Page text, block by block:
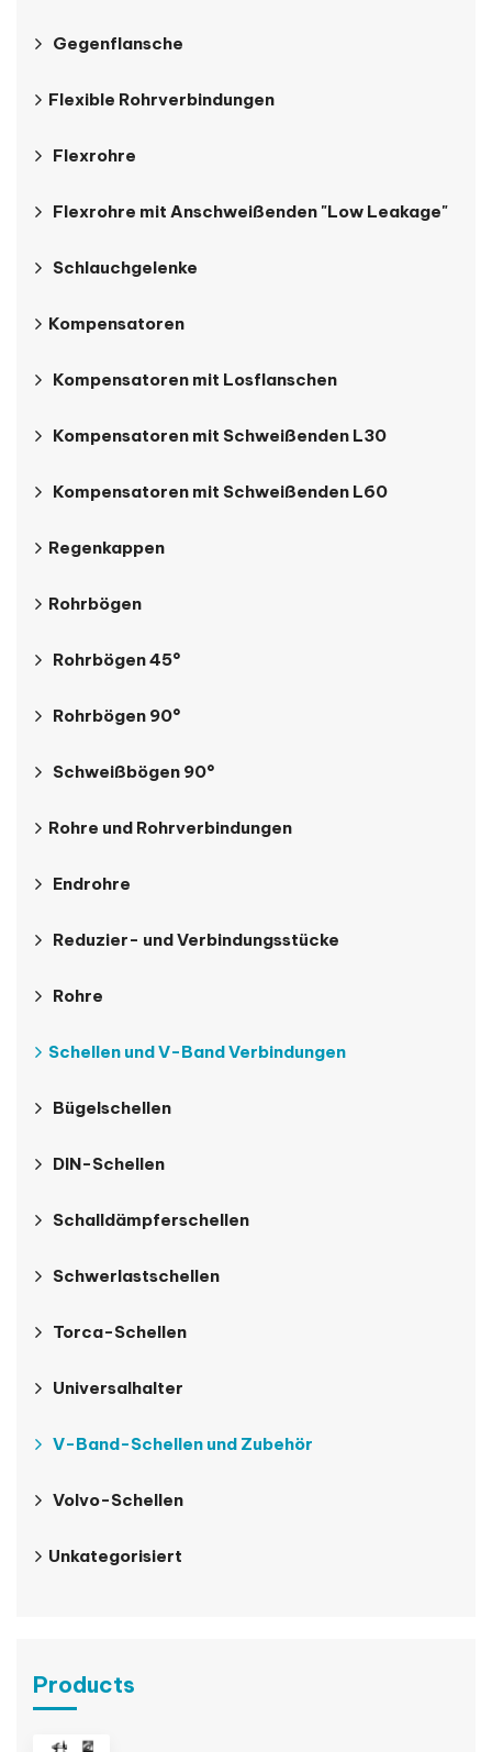
Gegenflansche
Flexible Rohrverbindungen
Flexrohre
Flexrohre mit Anschweißenden "Low Leakage"
Schlauchgelenke
Kompensatoren
Kompensatoren mit Losflanschen
Kompensatoren mit Schweißenden L30
Kompensatoren mit Schweißenden L60
Regenkappen
Rohrbögen
Rohrbögen 45°
Rohrbögen 90°
Schweißbögen 90°
Rohre und Rohrverbindungen
Endrohre
Reduzier- und Verbindungsstücke
Rohre
Schellen und V-Band Verbindungen
Bügelschellen
DIN-Schellen
Schalldämpferschellen
Schwerlastschellen
Torca-Schellen
Universalhalter
V-Band-Schellen und Zubehör
Volvo-Schellen
Unkategorisiert
Products